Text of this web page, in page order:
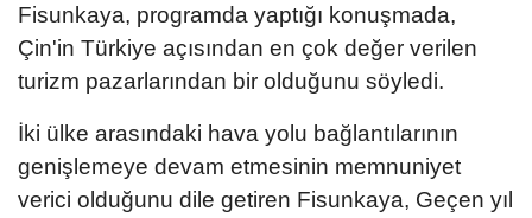
Fisunkaya, programda yaptığı konuşmada,
Çin'in Türkiye açısından en çok değer verilen
turizm pazarlarından bir olduğunu söyledi.
İki ülke arasındaki hava yolu bağlantılarının
genişlemeye devam etmesinin memnuniyet
verici olduğunu dile getiren Fisunkaya, Geçen yıl